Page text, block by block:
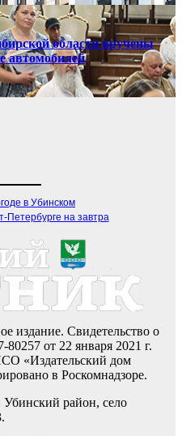
области вручены
автомобилей
в Убинском
Петербурге на завтра
издание. Свидетельство о
от 22 января 2021 г.
«Издательский дом
в Роскомнадзоре.
Убинский район, село